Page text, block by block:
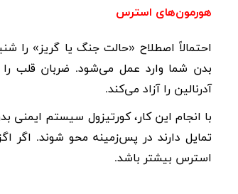
هورمون‌های استرس
احتمالاً اصطلاح «حالت جنگ یا گریز» را
بدن شما وارد عمل می‌شود. ضربان قلب را
آدرنالین را آزاد می‌کند.
با انجام این کار، کورتیزول سیستم
تمایل دارند در پس‌زمینه محو شوند. اگر
استرس بیشتر باشد.